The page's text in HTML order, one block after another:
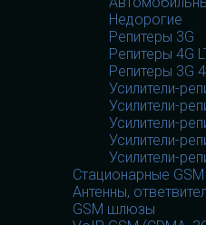
Недорогие
Репитеры 3G
Репитеры 4G
Репитеры 3G
Усилители-
Усилители-
Усилители-
Усилители-
Усилители-
Стационарные
Антенны,
GSM шлюзы